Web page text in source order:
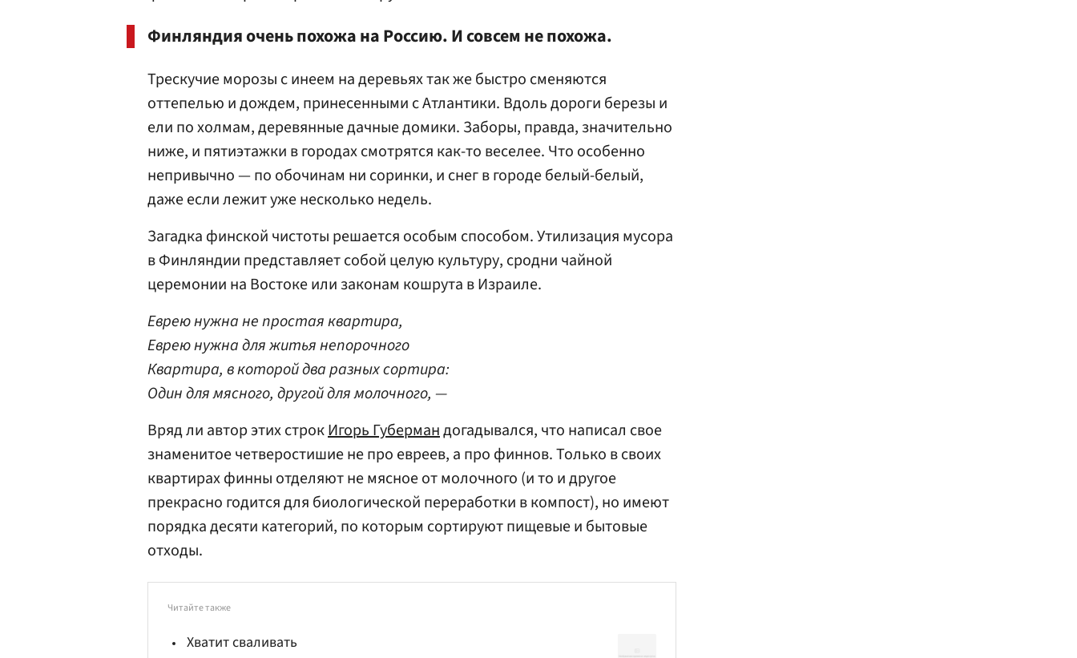
Финляндия очень похожа на Россию. И совсем не похожа.
Трескучие морозы с инеем на деревьях так же быстро сменяются
оттепелью и дождем, принесенными с Атлантики. Вдоль дороги березы и
ели по холмам, деревянные дачные домики. Заборы, правда, значительно
ниже, и пятиэтажки в городах смотрятся как-то веселее. Что особенно
непривычно — по обочинам ни соринки, и снег в городе белый-белый,
даже если лежит уже несколько недель.
Загадка финской чистоты решается особым способом. Утилизация мусора
в Финляндии представляет собой целую культуру, сродни чайной
церемонии на Востоке или законам кошрута в Израиле.
Еврею нужна не простая квартира,
Еврею нужна для житья непорочного
Квартира, в которой два разных сортира:
Один для мясного, другой для молочного, —
Вряд ли автор этих строкИгорь Губермандогадывался, что написал свое
знаменитое четверостишие не про евреев, а про финнов. Только в своих
квартирах финны отделяют не мясное от молочного (и то и другое
прекрасно годится для биологической переработки в компост), но имеют
порядка десяти категорий, по которым сортируют пищевые и бытовые
отходы.
Читайте также
Хватит сваливать